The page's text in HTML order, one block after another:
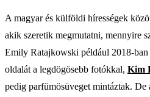
A magyar és külföldi hírességek
akik szeretik megmutatni, mennyire
Emily Ratajkowski például 2018-ban
oldalát a legdögösebb fotókkal, Kim
pedig parfümösüveget mintáztak.